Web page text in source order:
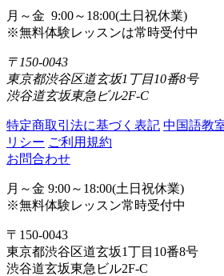
月～金 9:00～18:00(土日祝休業)
※無料体験レッスンは常時受付中
〒150-0043
東京都渋谷区道玄坂1丁目10番8号
渋谷道玄坂東急ビル2F-C
特定商取引法に基づく表記 中国語教
リシー ご利用規約
お問合わせ
月～金 9:00～18:00(土日祝休業)
※無料体験レッスン常時受付中
〒150-0043
東京都渋谷区道玄坂1丁目10番8号
渋谷道玄坂東急ビル2F-C